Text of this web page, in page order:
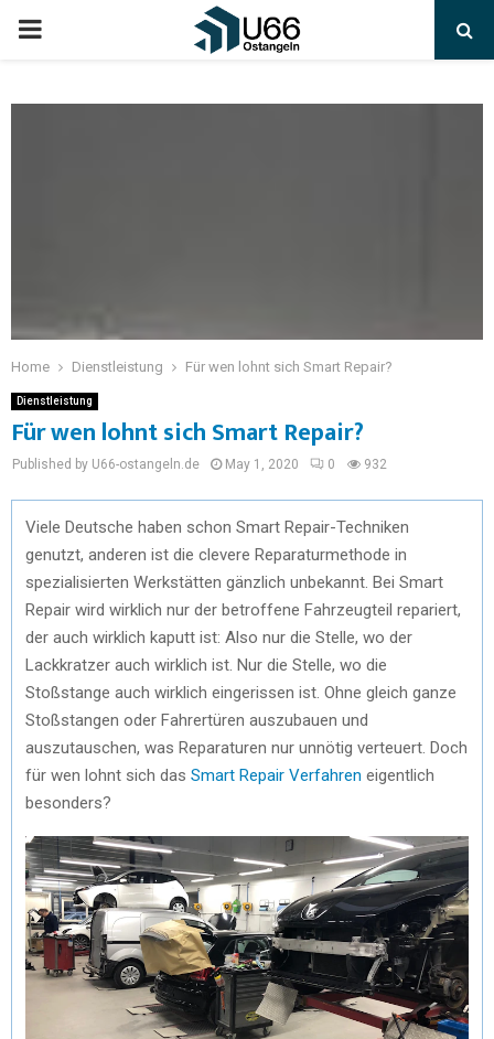
Home Dienstleistung Für wen lohnt sich Smart Repair?
Dienstleistung
Für wen lohnt sich Smart Repair?
Published by U66-ostangeln.de May 1, 2020 0 932
Viele Deutsche haben schon Smart Repair-Techniken
genutzt, anderen ist die clevere Reparaturmethode in
spezialisierten Werkstätten gänzlich unbekannt. Bei Smart
Repair wird wirklich nur der betroffene Fahrzeugteil repariert,
der auch wirklich kaputt ist: Also nur die Stelle, wo der
Lackkratzer auch wirklich ist. Nur die Stelle, wo die
Stoßstange auch wirklich eingerissen ist. Ohne gleich ganze
Stoßstangen oder Fahrertüren auszubauen und
auszutauschen, was Reparaturen nur unnötig verteuert. Doch
für wen lohnt sich das Smart Repair Verfahren eigentlich
besonders?